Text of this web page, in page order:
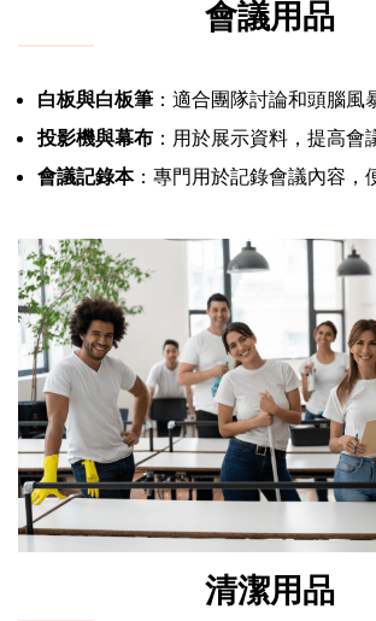
會議用品
白板與白板筆 ：適合團隊討論和頭腦風
投影機與幕布 ：用於展示資料，提高會
會議記錄本：專門用於記錄會議內容，
清潔用品